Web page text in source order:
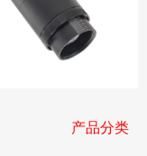
产品分类